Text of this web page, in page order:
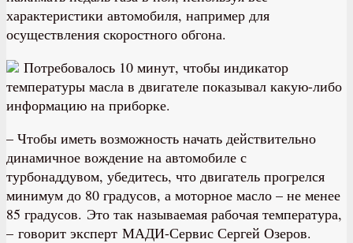
характеристики автомобиля, например для
осуществления скоростного обгона.
Потребовалось 10 минут, чтобы индикатор
температуры масла в двигателе показывал какую-либо
информацию на приборке.
– Чтобы иметь возможность начать действительно
динамичное вождение на автомобиле с
турбонаддувом, убедитесь, что двигатель прогрелся
минимум до 80 градусов, а моторное масло – не менее
85 градусов. Это так называемая рабочая температура,
– говорит эксперт МАДИ-Сервис Сергей Озеров.